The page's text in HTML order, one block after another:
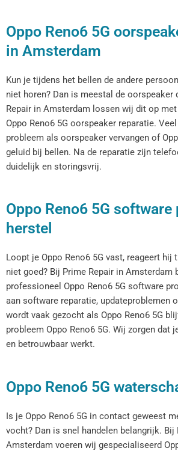
Oppo Reno6 5G
in Amsterdam
Kun je tijdens het bellen de andere
niet horen? Dan is meestal de oorspeaker
Repair in Amsterdam lossen wij dit op
Oppo Reno6 5G oorspeaker reparatie.
probleem als oorspeaker vervangen of
geluid bij bellen. Na de reparatie zijn
duidelijk en storingsvrij.
Oppo Reno6 5G software
herstel
Loopt je Oppo Reno6 5G vast, reageert hij
niet goed? Bij Prime Repair in Amsterdam
professioneel Oppo Reno6 5G software
aan software reparatie, updateproblemen
wordt vaak gezocht als Oppo Reno6 5G
probleem Oppo Reno6 5G. Wij zorgen dat
en betrouwbaar werkt.
Oppo Reno6 5G
Is je Oppo Reno6 5G in contact geweest
vocht? Dan is snel handelen belangrijk. Bij
Amsterdam voeren wij gespecialiseerd